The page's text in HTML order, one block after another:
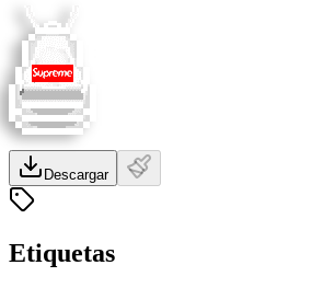
Descargar
Etiquetas